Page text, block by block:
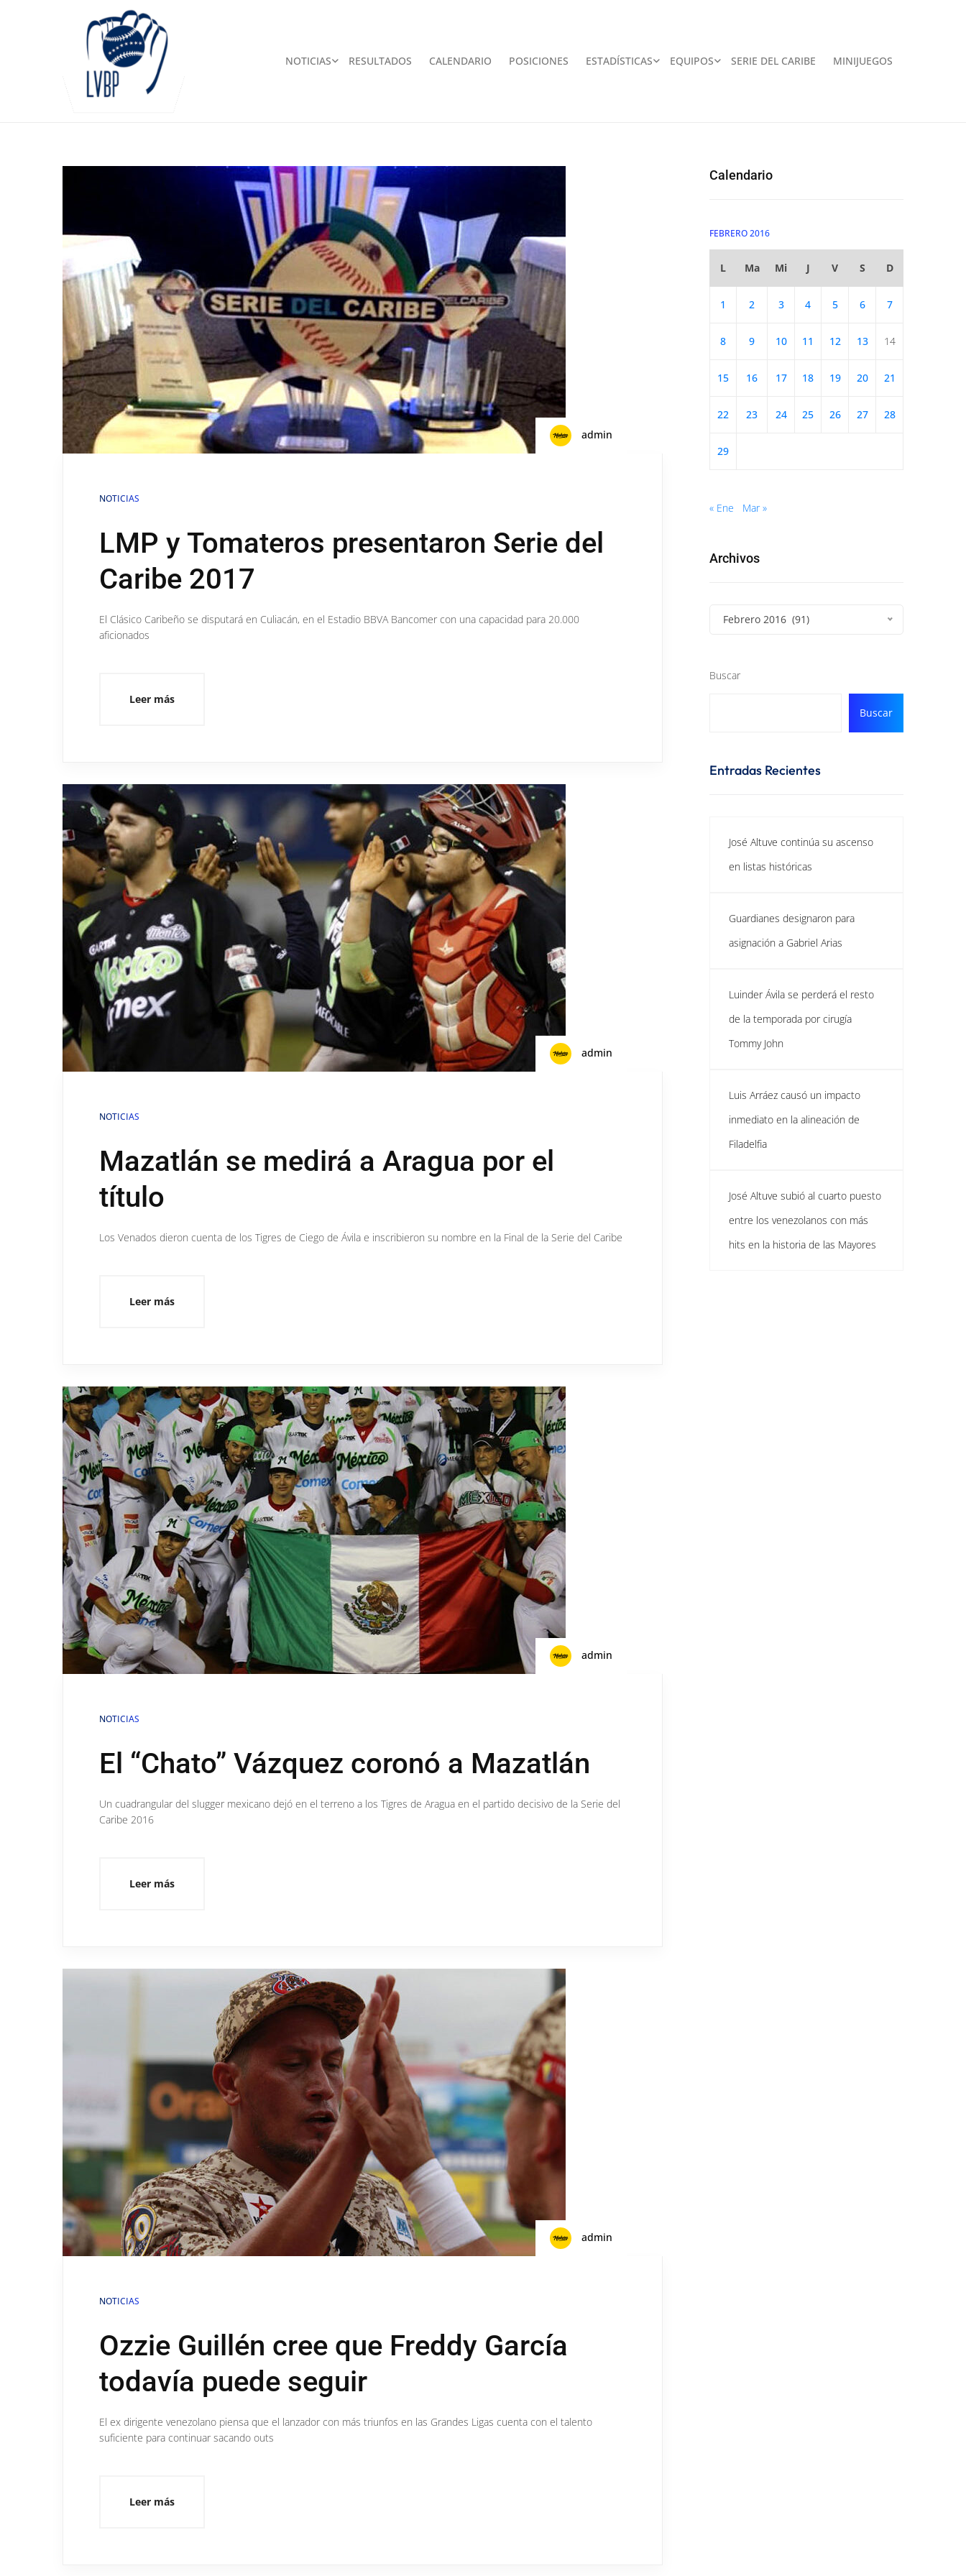
NOTICIAS RESULTADOS CALENDARIO POSICIONES ESTADÍSTICAS EQUIPOS SERIE DEL CARIBE MINIJUEGOS
admin
NOTICIAS
LMP y Tomateros presentaron Serie del
Caribe 2017
El Clásico Caribeño se disputará en Culiacán, en el Estadio BBVA Bancomer con una capacidad para 20.000
aficionados
Leer más
admin
NOTICIAS
Mazatlán se medirá a Aragua por el
título
Los Venados dieron cuenta de los Tigres de Ciego de Ávila e inscribieron su nombre en la Final de la Serie del Caribe
Leer más
admin
NOTICIAS
El “Chato” Vázquez coronó a Mazatlán
Un cuadrangular del slugger mexicano dejó en el terreno a los Tigres de Aragua en el partido decisivo de la Serie del
Caribe 2016
Leer más
admin
NOTICIAS
Ozzie Guillén cree que Freddy García
todavía puede seguir
El ex dirigente venezolano piensa que el lanzador con más triunfos en las Grandes Ligas cuenta con el talento
suficiente para continuar sacando outs
Leer más
Calendario
FEBRERO 2016
L Ma Mi J V S D
1 2 3 4 5 6 7
8 9 10 11 12 13 14
15 16 17 18 19 20 21
22 23 24 25 26 27 28
29
« Ene Mar »
Archivos
Febrero 2016 (91)
Buscar
Buscar
Entradas Recientes
José Altuve continúa su ascenso
en listas históricas
Guardianes designaron para
asignación a Gabriel Arias
Luinder Ávila se perderá el resto
de la temporada por cirugía
Tommy John
Luis Arráez causó un impacto
inmediato en la alineación de
Filadelfia
José Altuve subió al cuarto puesto
entre los venezolanos con más
hits en la historia de las Mayores